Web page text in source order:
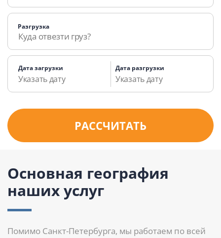
Разгрузка
Дата загрузки Дата разгрузки
РАССЧИТАТЬ
Основная география
наших услуг
Помимо Санкт-Петербурга, мы работаем по всей